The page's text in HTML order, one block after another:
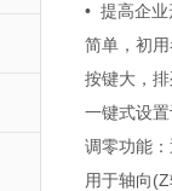
• 提高企业
简单，初
按键大，
一键式设
调零功能
用于轴向